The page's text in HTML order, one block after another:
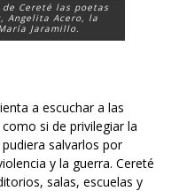
Cereté las poetas
Angelita Acero, la
Jaramillo.
a escuchar a las
si de privilegiar la
salvarlos por
y la guerra. Cereté
salas, escuelas y